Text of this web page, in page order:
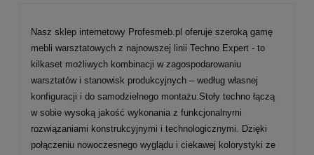
Nasz sklep internetowy Profesmeb.pl oferuje szeroką gamę
mebli warsztatowych z najnowszej linii Techno Expert - to
kilkaset możliwych kombinacji w zagospodarowaniu
warsztatów i stanowisk produkcyjnych – według własnej
konfiguracji i do samodzielnego montażu.Stoły techno łączą
w sobie wysoką jakość wykonania z funkcjonalnymi
rozwiązaniami konstrukcyjnymi i technologicznymi. Dzięki
połączeniu nowoczesnego wyglądu i ciekawej kolorystyki ze